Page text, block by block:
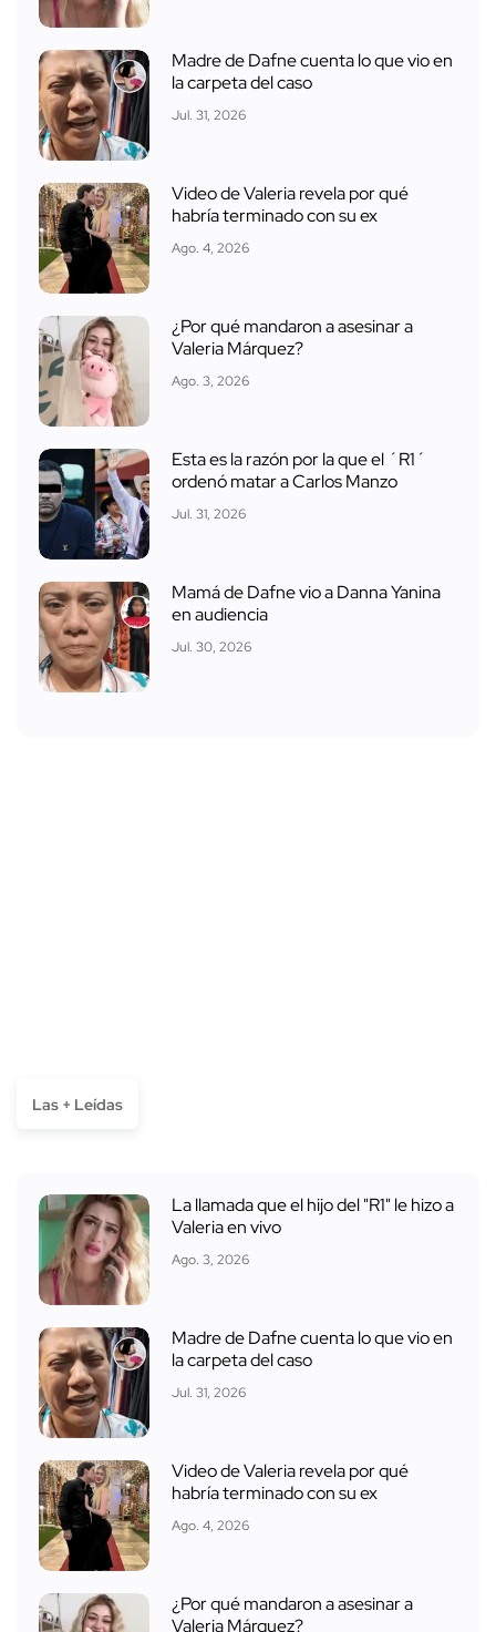
Madre de Dafne cuenta lo que vio en
la carpeta del caso
Jul. 31, 2026
Video de Valeria revela por qué
habría terminado con su ex
Ago. 4, 2026
¿Por qué mandaron a asesinar a
Valeria Márquez?
Ago. 3, 2026
Esta es la razón por la que el ´R1´
ordenó matar a Carlos Manzo
Jul. 31, 2026
Mamá de Dafne vio a Danna Yanina
en audiencia
Jul. 30, 2026
Las + Leídas
La llamada que el hijo del "R1" le hizo a
Valeria en vivo
Ago. 3, 2026
Madre de Dafne cuenta lo que vio en
la carpeta del caso
Jul. 31, 2026
Video de Valeria revela por qué
habría terminado con su ex
Ago. 4, 2026
¿Por qué mandaron a asesinar a
Valeria Márquez?